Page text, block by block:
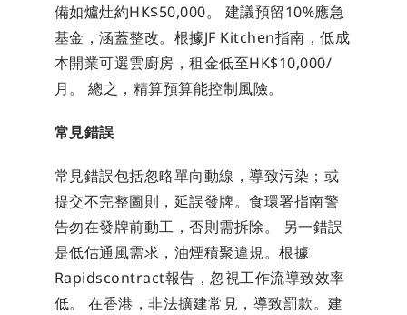
備如爐灶約HK$50,000。 建議預留10%應急
基金，涵蓋整改。根據JF Kitchen指南，低成
本開業可選雲廚房，租金低至HK$10,000/
月。 總之，精算預算能控制風險。
常見錯誤
常見錯誤包括忽略單向動線，導致污染；或
提交不完整圖則，延誤發牌。食環署指南警
告勿在發牌前動工，否則需拆除。 另一錯誤
是低估通風需求，油煙積聚違規。根據
Rapidscontract報告，忽視工作流導致效率
低。 在香港，非法擴建常見，導致罰款。建